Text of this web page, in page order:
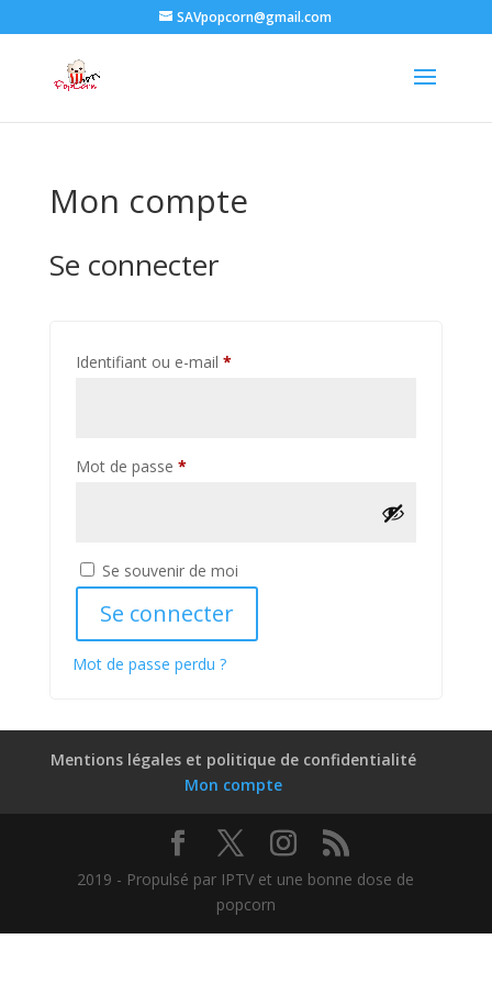
SAVpopcorn@gmail.com
Mon compte
Se connecter
Identifiant ou e-mail *Obligatoire
Mot de passe *Obligatoire
Se souvenir de moi
Se connecter
Mot de passe perdu ?
Mentions légales et politique de confidentialité
Mon compte
2019 - Propulsé par IPTV et une bonne dose de
popcorn